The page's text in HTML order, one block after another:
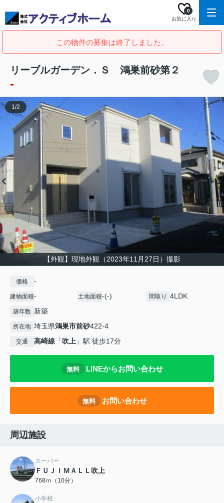
お気に入り
0
この物件の募集は終了しました。
リーブルガーデン．Ｓ 鴻巣前砂第２
-
【外観】現地外観（2023年11月27日）撮影
1/2
価格 -
建物面積- 土地面積-(-) 間取り 4LDK
築年数 新築
所在地 埼玉県鴻巣市前砂422-4
交通 高崎線 「吹上 」駅 徒歩17分
無料 LINEからお問い合わせ
無料 お問い合わせ
周辺施設
スーパー
ＦＵＪＩＭＡＬＬ吹上
768ｍ（10分）
小学校